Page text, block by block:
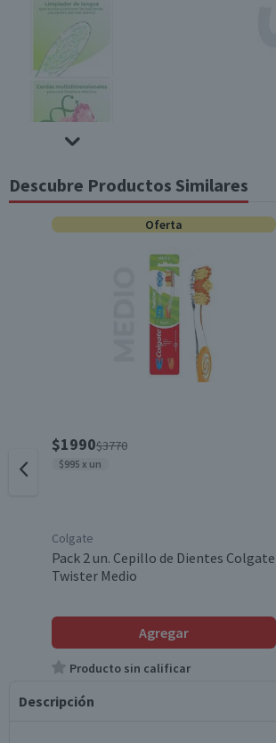
Descubre Productos Similares
Oferta
$1990$3770
$995 x un
Colgate
Pack 2 un. Cepillo de Dientes Colgate
Twister Medio
Agregar
Producto sin calificar
Descripción